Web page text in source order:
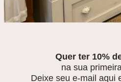
Quer ter 10%
na sua
Deixe seu e-mail aqui